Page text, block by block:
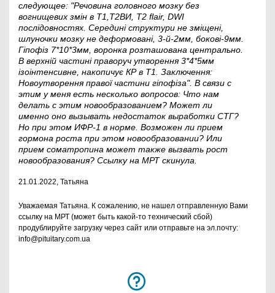
следующее: "Речовина головного мозку без
вогнищевих змін в Т1,Т2ВИ, Т2 flair, DWI
послідовностях. Середині структури не зміщені,
шлуночки мозку не деформовані, 3-й-2мм, бокові-9мм.
Гіпофіз 7*10*3мм, воронка розташована центрально.
В верхній частині праворуч утворення 3*4*5мм
ізоінтенсивне, накопичує КР в Т1. Заключення:
Новоутворення правої частини гіпофіза". В связи с
этим у меня есть несколько вопросов: Что нам
делать с этим новообразованием? Может ли
именно оно вызывать недостаток выработки СТГ?
Но при этом ИФР-1 в норме. Возможен ли прием
гормона роста при этом новообразовании? Или
прием соматропина может также вызвать рост
новообразования? Ссылку на МРТ скинула.
21.01.2022, Татьяна
Уважаемая Татьяна. К сожалению, не нашел отправленную Вами
ссылку на МРТ (может быть какой-то технический сбой)
продублируйте загрузку через сайт или отправьте на эл.почту:
info@pituitary.com.ua